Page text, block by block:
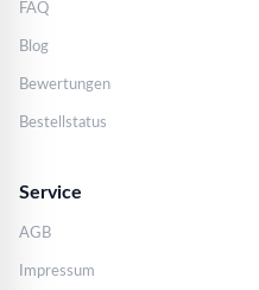
FAQ
Blog
Bewertungen
Bestellstatus
Service
AGB
Impressum